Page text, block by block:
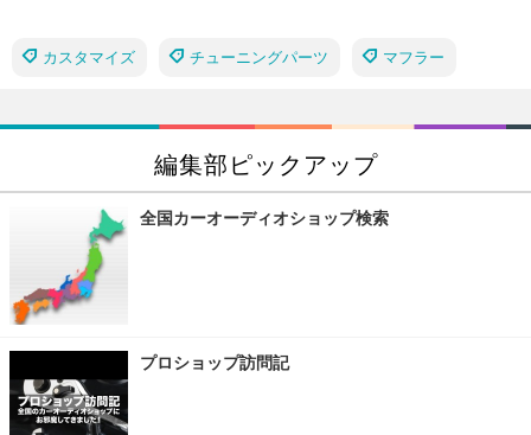
カスタマイズ チューニングパーツ マフラー
編集部ピックアップ
全国カーオーディオショップ検索
プロショップ訪問記